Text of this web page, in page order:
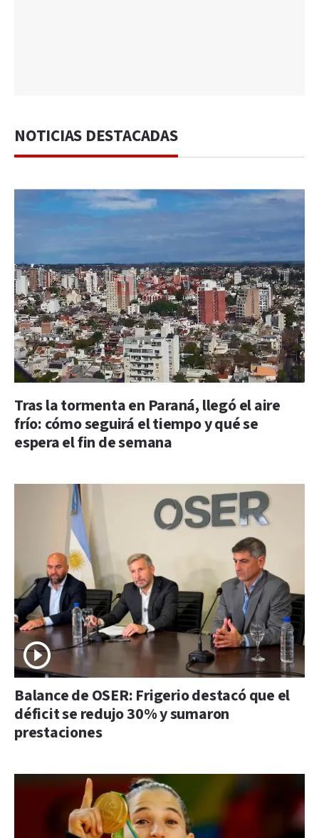
NOTICIAS DESTACADAS
Tras la tormenta en Paraná, llegó el aire
frío: cómo seguirá el tiempo y qué se
espera el fin de semana
Balance de OSER: Frigerio destacó que el
déficit se redujo 30% y sumaron
prestaciones